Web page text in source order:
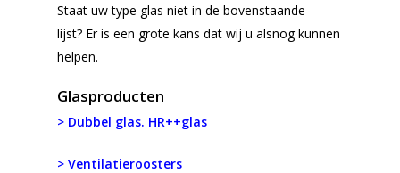
Staat uw type glas niet in de bovenstaande
lijst? Er is een grote kans dat wij u alsnog kunnen
helpen.
Glasproducten
> Dubbel glas. HR++glas
> Ventilatieroosters